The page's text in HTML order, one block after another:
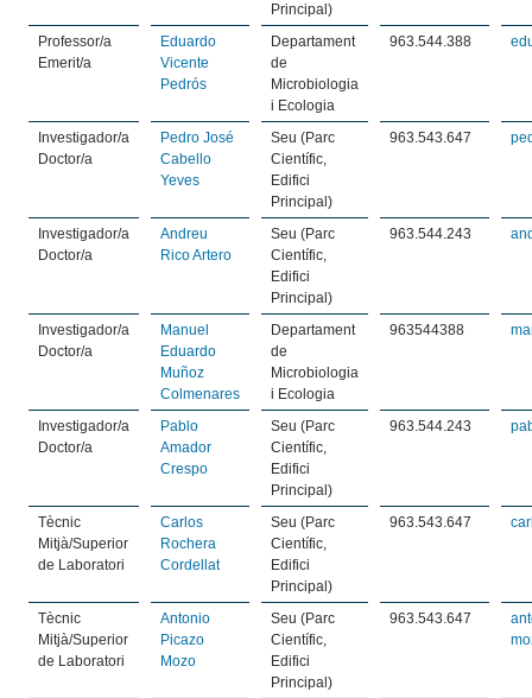
Principal)
Professor/a
Emerit/a
Eduardo
Vicente
Pedrós
Departament
de
Microbiologia
i Ecologia
963.544.388
Investigador/a
Doctor/a
Pedro José
Cabello
Yeves
Seu (Parc
Científic,
Edifici
Principal)
963.543.647
Investigador/a
Doctor/a
Andreu
Rico Artero
Seu (Parc
Científic,
Edifici
Principal)
963.544.243
Investigador/a
Doctor/a
Manuel
Eduardo
Muñoz
Colmenares
Departament
de
Microbiologia
i Ecologia
963544388
Investigador/a
Doctor/a
Pablo
Amador
Crespo
Seu (Parc
Científic,
Edifici
Principal)
963.544.243
Tècnic
Mitjà/Superior
de Laboratori
Carlos
Rochera
Cordellat
Seu (Parc
Científic,
Edifici
Principal)
963.543.647
Tècnic
Mitjà/Superior
de Laboratori
Antonio
Picazo
Mozo
Seu (Parc
Científic,
Edifici
Principal)
963.543.647